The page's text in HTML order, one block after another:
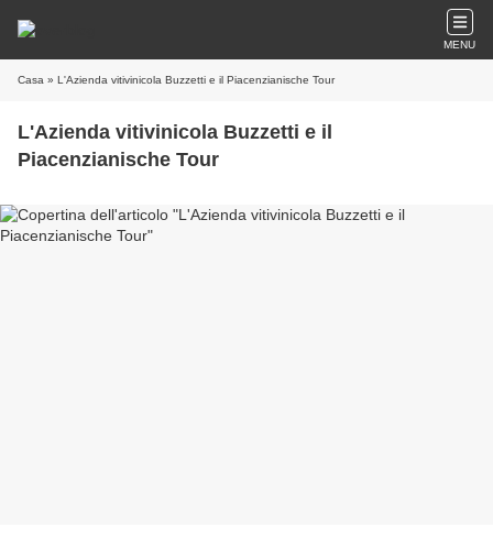
MENU
Casa » L'Azienda vitivinicola Buzzetti e il Piacenzianische Tour
L'Azienda vitivinicola Buzzetti e il
Piacenzianische Tour